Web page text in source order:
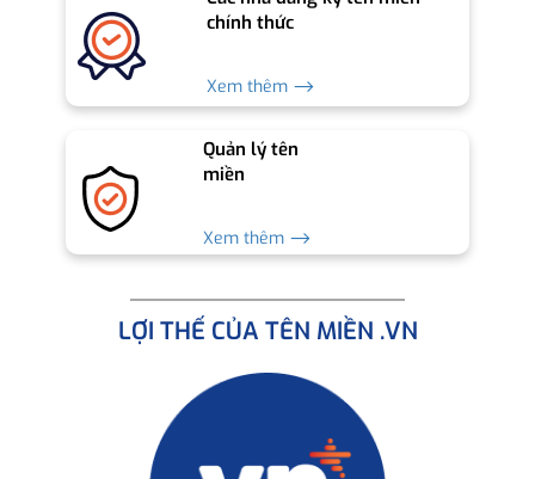
chính thức
Xem thêm ⟶
Quản lý tên
miền
Xem thêm ⟶
LỢI THẾ CỦA TÊN MIỀN .VN